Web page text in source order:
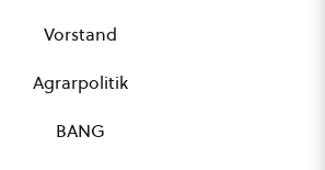
Vorstand
Agrarpolitik
BANG